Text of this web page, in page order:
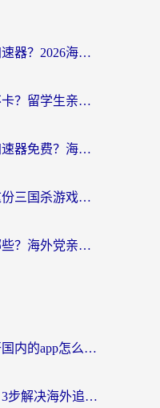
国外打魔渊之刃用什么加速器？2026海外玩家国服游戏加速全攻略（附闪耀暖暖&复苏的魔女避坑指南）
在美国怎么打英雄联盟不卡？留学生亲测的国服游戏加速全攻略
国外玩无尽冬日用什么加速器免费？海外党国服游戏加速避坑指南
海外玩三国杀总卡顿？这份三国杀游戏加速器指南帮你告别延迟烦恼
火影忍者美国加速器有哪些？海外党亲测的国服游戏加速全攻略（含菲律宾玩三国之刃守望黎明技巧）
海外党必看：国外打不开国内的app怎么办？3步解决你的乡愁
优酷会员在海外能看吗？3步解决海外追剧难题，附实测好用加速器推荐